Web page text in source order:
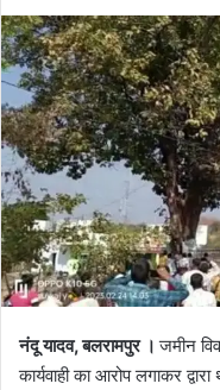
l
l
o
w
o
n
X
n
d
a
n
e
m
i
l
नंदू यादव, बलरामपुर ।जमीन
कार्यवाही का आरोप लगाकर